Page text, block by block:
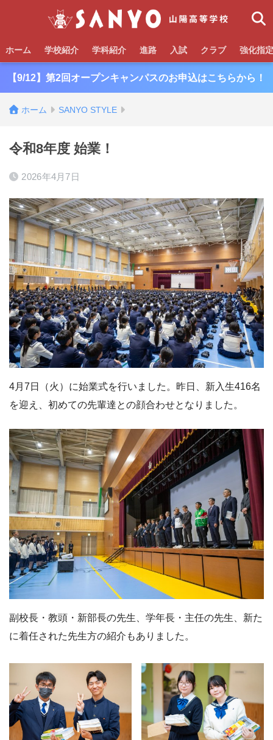
ホーム 学校紹介 学科紹介 進路 入試 クラブ 強化指
【9/12】第2回オープンキャンパスのお申込はこちらから！
ホーム SANYO STYLE
令和8年度 始業！
2026年4月7日
4月7日（火）に始業式を行いました。昨日、新入生416名
を迎え、初めての先輩達との顔合わせとなりました。
副校長・教頭・新部長の先生、学年長・主任の先生、新た
に着任された先生方の紹介もありました。